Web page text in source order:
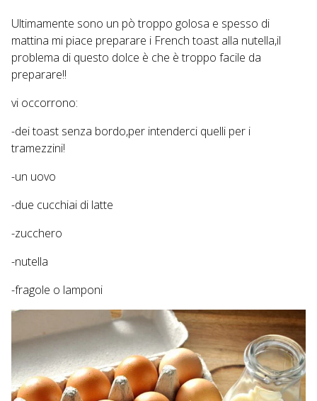
Ultimamente sono un pò troppo golosa e spesso di
mattina mi piace preparare i French toast alla nutella,il
problema di questo dolce è che è troppo facile da
preparare!!
vi occorrono:
-dei toast senza bordo,per intenderci quelli per i
tramezzini!
-un uovo
-due cucchiai di latte
-zucchero
-nutella
-fragole o lamponi